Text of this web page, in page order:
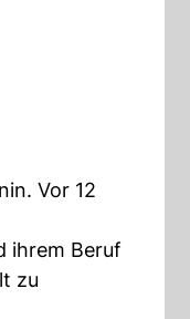
Vor 12
ihrem Beruf
zu